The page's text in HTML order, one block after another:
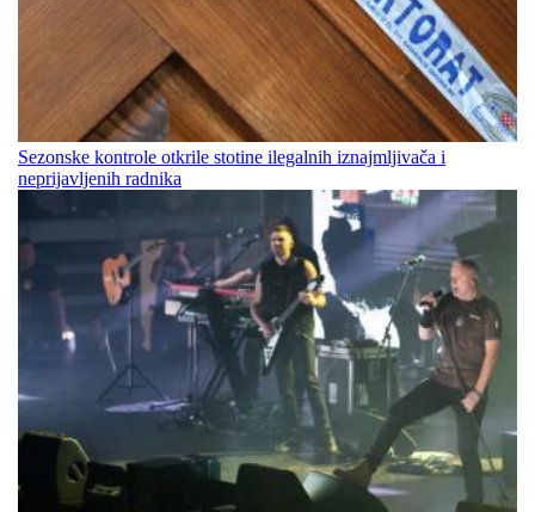
Sezonske kontrole otkrile stotine ilegalnih iznajmljivača i
neprijavljenih radnika